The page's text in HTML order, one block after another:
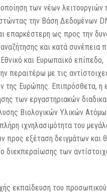
των νέων λειτουργιών
την Βάση Δεδομένων
επαρκέστερη ως προς την
και κατά συνέπεια
και Ευρωπαϊκό επίπεδο,
περαιτέρω με τις
Ευρώπης. Επιπρόσθετα, η
των εργαστηριακών
Βιολογικών Υλικών
ιχνηλασιμότητα του
προς εξέταση δειγμάτων και
διεκπεραίωσης των
εκπαίδευση του